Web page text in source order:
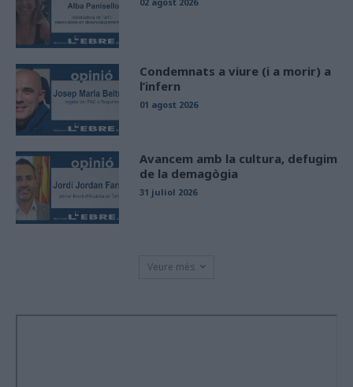
Condemnats a viure (i a morir) a
l’infern
01 agost 2026
Avancem amb la cultura, defugim
de la demagògia
31 juliol 2026
Veure més